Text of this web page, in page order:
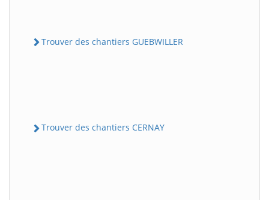
Trouver des chantiers GUEBWILLER
Trouver des chantiers CERNAY